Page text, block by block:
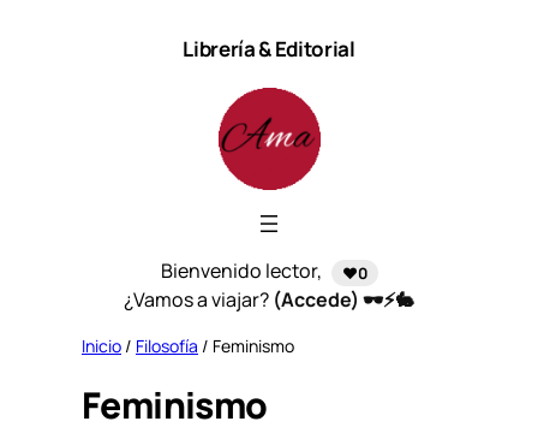
Librería & Editorial
Bienvenido lector, ❤️0
¿Vamos a viajar? (Accede) 🕶️⚡🐇
Inicio / Filosofía / Feminismo
Feminismo